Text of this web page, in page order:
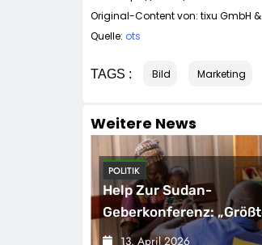
Original-Content von: tixu GmbH
Quelle: ots
TAGS : Bild Marketing
Weitere News
POLITIK
Help Zur Sudan-
Geberkonferenz:
Humanitäre Krise Der
13. April 2026